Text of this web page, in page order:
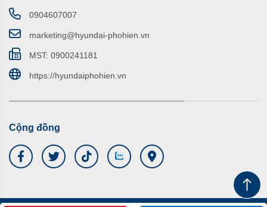
0904607007
marketing@hyundai-phohien.vn
MST: 0900241181
https://hyundaiphohien.vn
Cộng đồng